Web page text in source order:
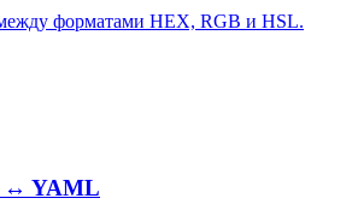
форматами HEX, RGB и HSL.
↔ YAML